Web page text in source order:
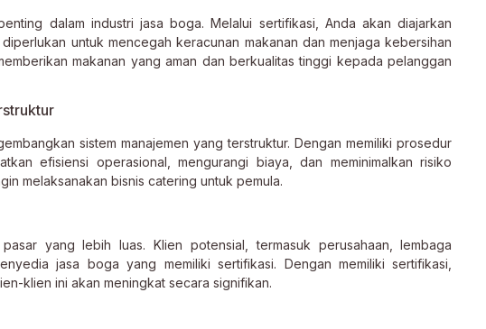
dalam industri jasa boga. Melalui sertifikasi, Anda akan diajarkan
untuk mencegah keracunan makanan dan menjaga kebersihan
makanan yang aman dan berkualitas tinggi kepada pelanggan
sistem manajemen yang terstruktur. Dengan memiliki prosedur
efisiensi operasional, mengurangi biaya, dan meminimalkan risiko
melaksanakan bisnis catering untuk pemula.
yang lebih luas. Klien potensial, termasuk perusahaan, lembaga
jasa boga yang memiliki sertifikasi. Dengan memiliki sertifikasi,
klien ini akan meningkat secara signifikan.